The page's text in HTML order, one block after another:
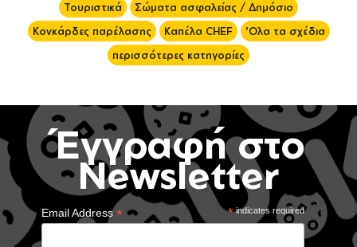
Τουριστικά
Σώματα ασφαλείας / Δημόσιο
Κονκάρδες παρέλασης
Καπέλα CHEF
'Ολα τα σχέδια
περισσότερες κατηγορίες
Έγγραφή στο
Newsletter
*indicates required
Email Address*